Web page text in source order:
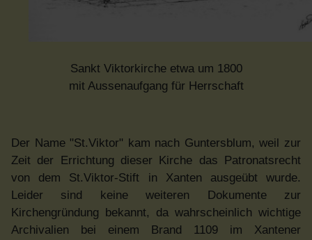
Sankt Viktorkirche etwa um 1800
mit Aussenaufgang für Herrschaft
Der Name "St.Viktor" kam nach Guntersblum, weil zur
Zeit der Errichtung dieser Kirche das Patronatsrecht
von dem St.Viktor-Stift in Xanten ausgeübt wurde.
Leider sind keine weiteren Dokumente zur
Kirchengründung bekannt, da wahrscheinlich wichtige
Archivalien bei einem Brand 1109 im Xantener